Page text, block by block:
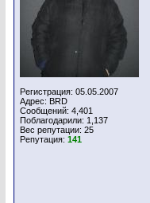
Регистрация: 05.05.2007
Адрес: BRD
Сообщений: 4,401
Поблагодарили: 1,137
Вес репутации: 25
Репутация: 141